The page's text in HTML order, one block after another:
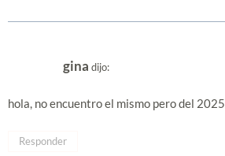
gina dijo:
hola, no encuentro el mismo pero del 2025
Responder